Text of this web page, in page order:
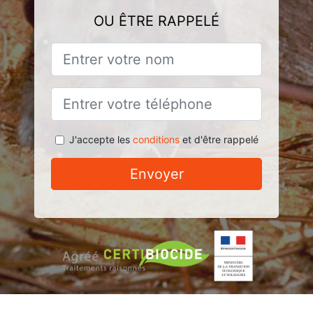
OU ÊTRE RAPPELÉ
J'accepte les conditionset d'être rappelé
Envoyer